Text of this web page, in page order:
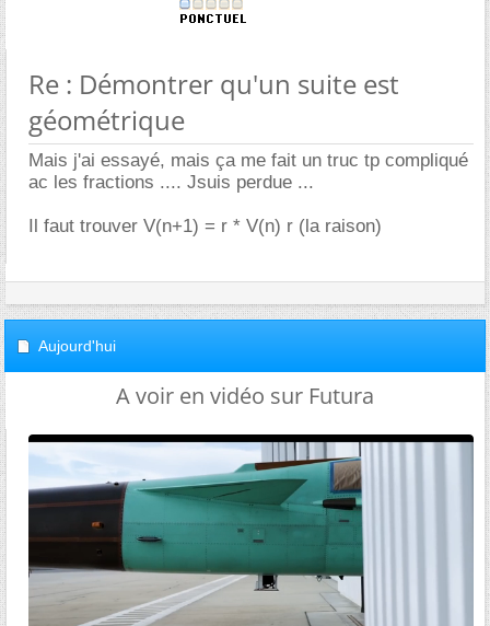
Re : Démontrer qu'un suite est
géométrique
Mais j'ai essayé, mais ça me fait un truc tp compliqué
ac les fractions .... Jsuis perdue ...
Il faut trouver V(n+1) = r * V(n) r (la raison)
Aujourd'hui
A voir en vidéo sur Futura